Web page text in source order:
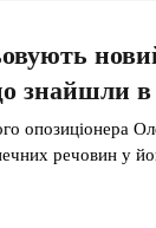
знайшли в
опозиціонера
речовин у